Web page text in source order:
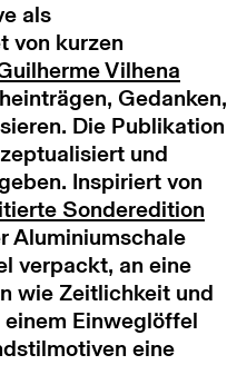
als
von kurzen
Vilhena
Gedanken,
Die Publikation
und
Inspiriert von
Sonderedition
Aluminiumschale
verpackt, an eine
wie Zeitlichkeit und
Einweglöffel
eine